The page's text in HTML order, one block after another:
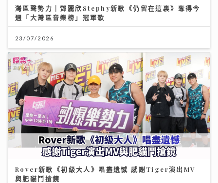
灣區聲勢力｜鄧麗欣Stephy新歌《仍留在這裏》奪得今
週「大灣區音樂榜」冠軍歌
23/07/2026
Rover新歌《初級大人》唱盡遺憾 感謝Tiger演出MV
與肥貓鬥搶鏡